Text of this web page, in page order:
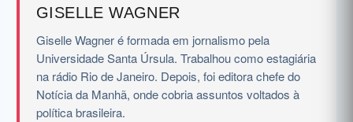
GISELLE WAGNER
Giselle Wagner é formada em jornalismo pela
Universidade Santa Úrsula. Trabalhou como estagiária
na rádio Rio de Janeiro. Depois, foi editora chefe do
Notícia da Manhã, onde cobria assuntos voltados à
política brasileira.